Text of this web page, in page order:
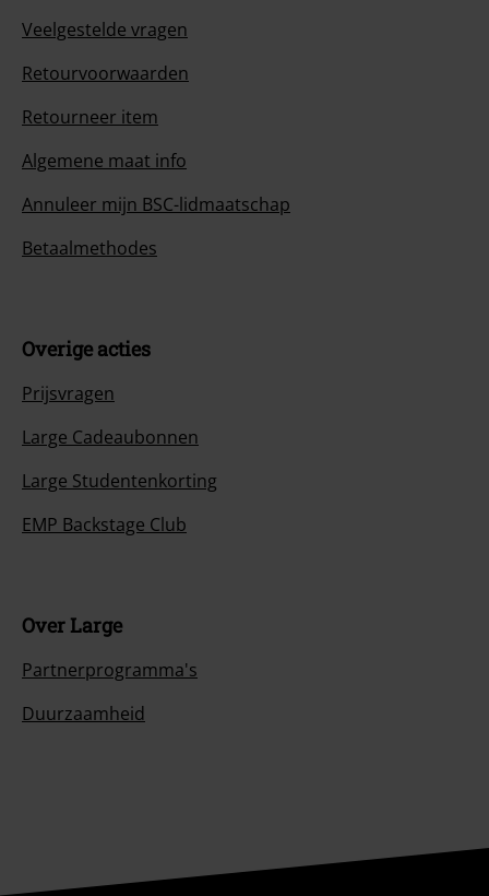
Veelgestelde vragen
Retourvoorwaarden
Retourneer item
Algemene maat info
Annuleer mijn BSC-lidmaatschap
Betaalmethodes
Overige acties
Prijsvragen
Large Cadeaubonnen
Large Studentenkorting
EMP Backstage Club
Over Large
Partnerprogramma's
Duurzaamheid